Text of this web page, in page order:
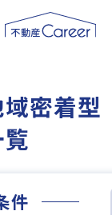
域密着
件